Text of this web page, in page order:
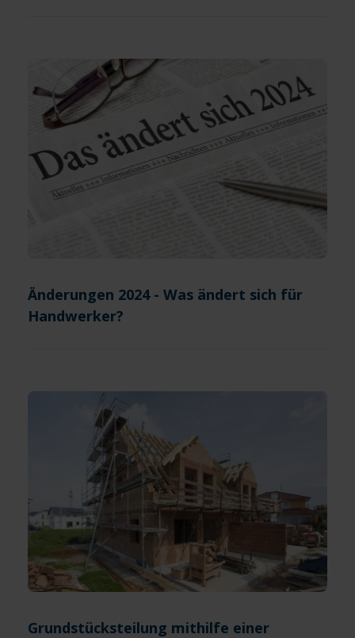
Änderungen 2024 - Was ändert sich für
Handwerker?
Grundstücksteilung mithilfe einer